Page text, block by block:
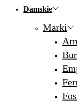
Damskie
Marki